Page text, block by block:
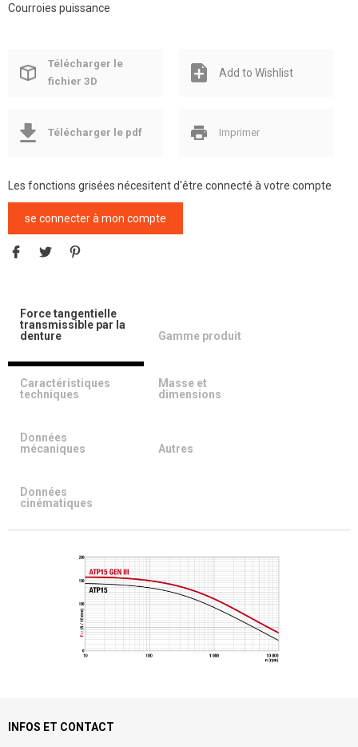
Courroies puissance
Télécharger le
fichier 3D
Add to Wishlist
Télécharger le pdf Imprimer
Les fonctions grisées nécesitent d'être connecté à votre compte
se connecter à mon compte
Force tangentielle
transmissible par la
denture
Gamme produit
Caractéristiques
techniques
Masse et
dimensions
Données
mécaniques
Autres
Données
cinématiques
INFOS ET CONTACT